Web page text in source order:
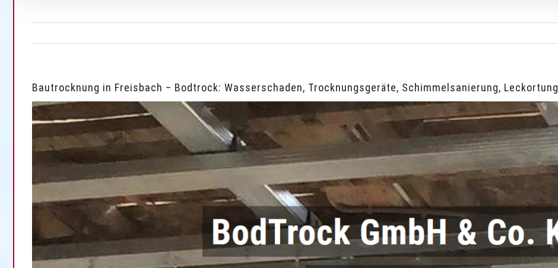
Bautrocknung in Freisbach – Bodtrock: Wasserschaden, Trocknungsgeräte, Schimmelsanierung, Leckortung